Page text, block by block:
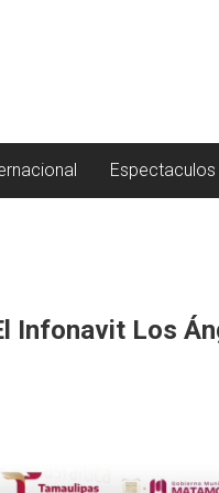
Espectaculos
Infonavit Los